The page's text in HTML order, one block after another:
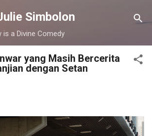
Langsung ke konten utama
Simbolon
is a Divine Comedy
yang Masih Bercerita
dengan Setan